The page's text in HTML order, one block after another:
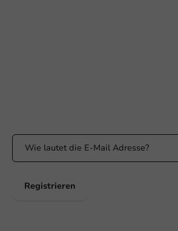
Registrieren